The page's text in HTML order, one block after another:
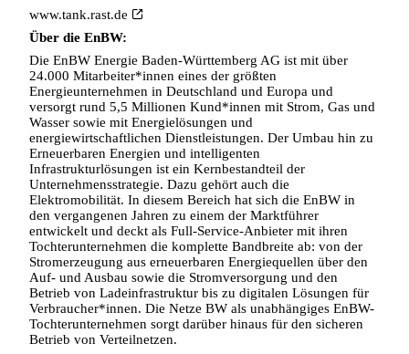
www.tank.rast.de
Über die EnBW:
Die EnBW Energie Baden-Württemberg AG ist mit über
24.000 Mitarbeiter*innen eines der größten
Energieunternehmen in Deutschland und Europa und
versorgt rund 5,5 Millionen Kund*innen mit Strom, Gas und
Wasser sowie mit Energielösungen und
energiewirtschaftlichen Dienstleistungen. Der Umbau hin zu
Erneuerbaren Energien und intelligenten
Infrastrukturlösungen ist ein Kernbestandteil der
Unternehmensstrategie. Dazu gehört auch die
Elektromobilität. In diesem Bereich hat sich die EnBW in
den vergangenen Jahren zu einem der Marktführer
entwickelt und deckt als Full-Service-Anbieter mit ihren
Tochterunternehmen die komplette Bandbreite ab: von der
Stromerzeugung aus erneuerbaren Energiequellen über den
Auf- und Ausbau sowie die Stromversorgung und den
Betrieb von Ladeinfrastruktur bis zu digitalen Lösungen für
Verbraucher*innen. Die Netze BW als unabhängiges EnBW-
Tochterunternehmen sorgt darüber hinaus für den sicheren
Betrieb von Verteilnetzen.